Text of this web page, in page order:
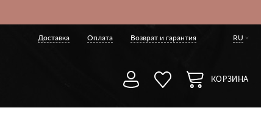
Доставка Оплата Возврат и гарантия RU
КОРЗИНА